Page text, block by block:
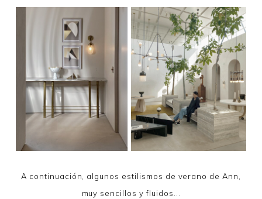
A continuación, algunos estilismos de verano de Ann,
muy sencillos y fluidos...